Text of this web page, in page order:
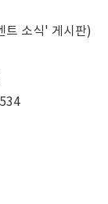
트 소식' 게시판)